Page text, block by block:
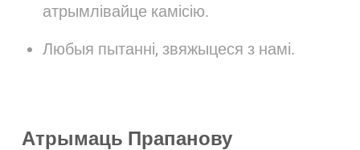
атрымлівайце камісію.
Любыя пытанні, звяжыцеся з намі.
Атрымаць Прапанову